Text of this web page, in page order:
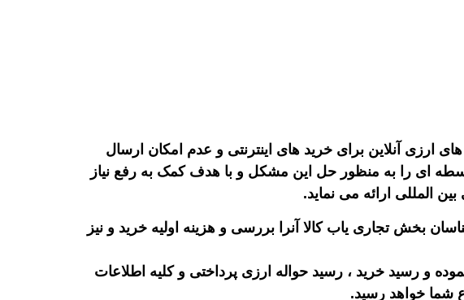
ارزی آنلاین برای خرید های اینترنتی و عدم امکان ارسال
ای را به منظور حل این مشکل و با هدف کمک به رفع نیاز
المللی ارائه می نماید.
بخش تجاری یاب کالا آنرا بررسی و هزینه اولیه خرید و نیز
و رسید خرید ، رسید حواله ارزی پرداختی و کلیه اطلاعات
خواهد رسید.